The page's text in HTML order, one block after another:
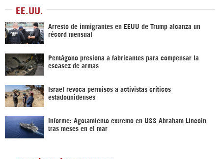
EE.UU.
Arresto de inmigrantes en EEUU de Trump alcanza un
récord mensual
Pentágono presiona a fabricantes para compensar la
escasez de armas
Israel revoca permisos a activistas críticos
estadounidenses
Informe: Agotamiento extremo en USS Abraham Lincoln
tras meses en el mar